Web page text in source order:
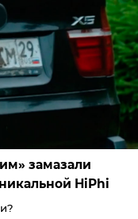
замазали
HiPhi